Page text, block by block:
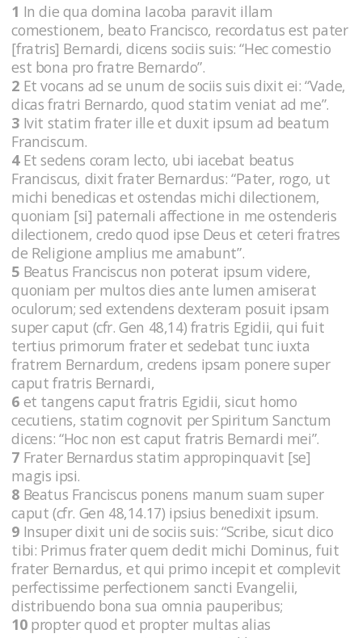
1 In die qua domina Iacoba paravit illam
comestionem, beato Francisco, recordatus est pater
[fratris] Bernardi, dicens sociis suis: “Hec comestio
est bona pro fratre Bernardo”.
2 Et vocans ad se unum de sociis suis dixit ei: “Vade,
dicas fratri Bernardo, quod statim veniat ad me”.
3 Ivit statim frater ille et duxit ipsum ad beatum
Franciscum.
4Et sedens coram lecto, ubi iacebat beatus
Franciscus, dixit frater Bernardus: “Pater, rogo, ut
michi benedicas et ostendas michi dilectionem,
quoniam [si] paternali affectione in me ostenderis
dilectionem, credo quod ipse Deus et ceteri fratres
de Religione amplius me amabunt”.
5 Beatus Franciscus non poterat ipsum videre,
quoniam per multos dies ante lumen amiserat
oculorum; sed extendens dexteram posuit ipsam
super caput (cfr. Gen 48,14) fratris Egidii, qui fuit
tertius primorum frater et sedebat tunc iuxta
fratrem Bernardum, credens ipsam ponere super
caput fratris Bernardi,
6 et tangens caput fratris Egidii, sicut homo
cecutiens, statim cognovit per Spiritum Sanctum
dicens: “Hoc non est caput fratris Bernardi mei”.
7 Frater Bernardus statim appropinquavit [se]
magis ipsi.
8 Beatus Franciscus ponens manum suam super
caput (cfr. Gen 48,14.17) ipsius benedixit ipsum.
9 Insuper dixit uni de sociis suis: “Scribe, sicut dico
tibi: Primus frater quem dedit michi Dominus, fuit
frater Bernardus, et qui primo incepit et complevit
perfectissime perfectionem sancti Evangelii,
distribuendo bona sua omnia pauperibus;
10propter quod et propter multas alias